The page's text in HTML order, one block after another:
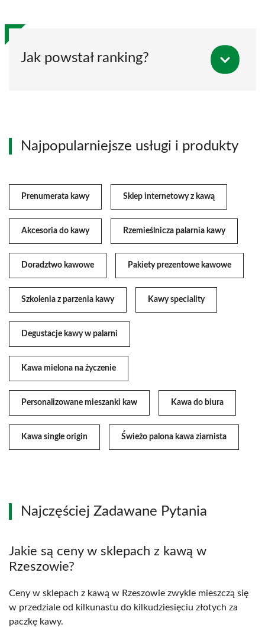
Jak powstał ranking?
Najpopularniejsze usługi i produkty
Prenumerata kawy Sklep internetowy z kawą
Akcesoria do kawy Rzemieślnicza palarnia kawy
Doradztwo kawowe Pakiety prezentowe kawowe
Szkolenia z parzenia kawy Kawy speciality
Degustacje kawy w palarni
Kawa mielona na życzenie
Personalizowane mieszanki kaw Kawa do biura
Kawa single origin Świeżo palona kawa ziarnista
Najczęściej Zadawane Pytania
Jakie są ceny w sklepach z kawą w
Rzeszowie?
Ceny w sklepach z kawą w Rzeszowie zwykle mieszczą się
w przedziale od kilkunastu do kilkudziesięciu złotych za
paczkę kawy.